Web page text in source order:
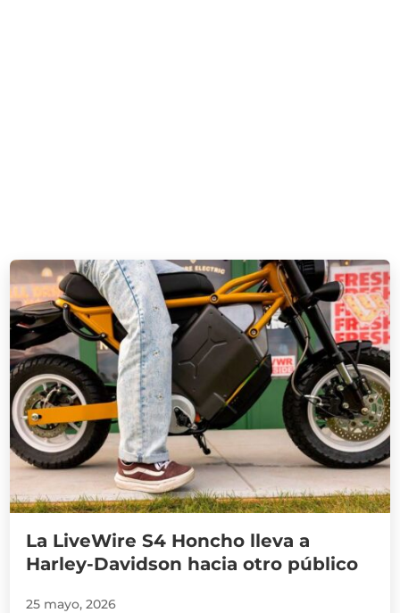
La LiveWire S4 Honcho lleva a
Harley-Davidson hacia otro público
25 mayo, 2026